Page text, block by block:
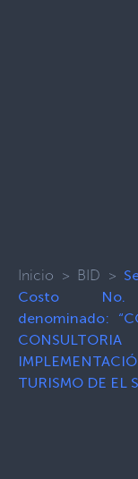
Inicio > BID >
Costo No.
denominado:
TURISMO DE EL